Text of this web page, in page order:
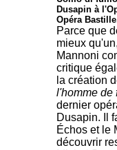
Dusapin à
Opéra
Parce que
mieux
Mannoni
critique
la création
l'homme de
dernier
Dusapin. Il
Échos et le
découvrir